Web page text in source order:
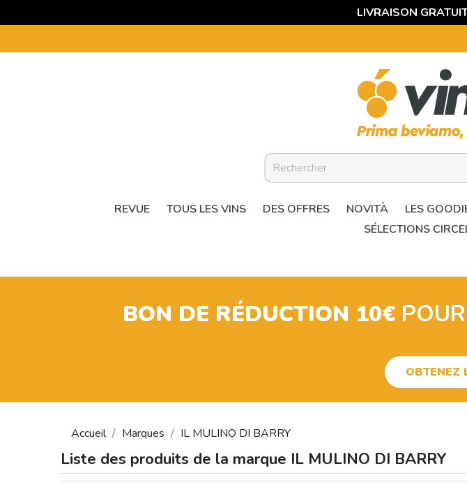
LIVRAISON
REVUE TOUS LES VINS DES OFFRES NOVITÀ LES
SÉLECTIONS
BON DE RÉDUCTION 10€
OBTENEZ
Accueil Marques IL MULINO DI BARRY
Liste des produits de la marque IL MULINO DI BARRY